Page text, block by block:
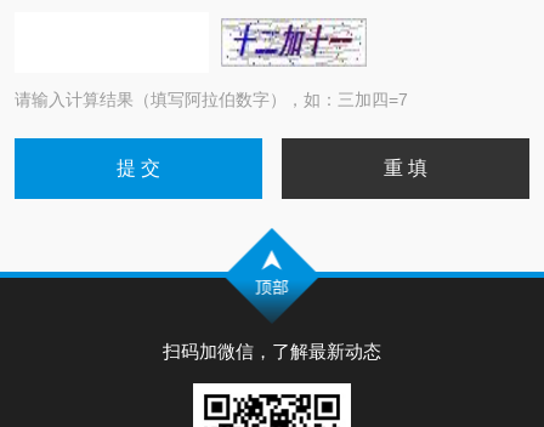
请输入计算结果（填写阿拉伯数字），如：三加四=7
扫码加微信，了解最新动态